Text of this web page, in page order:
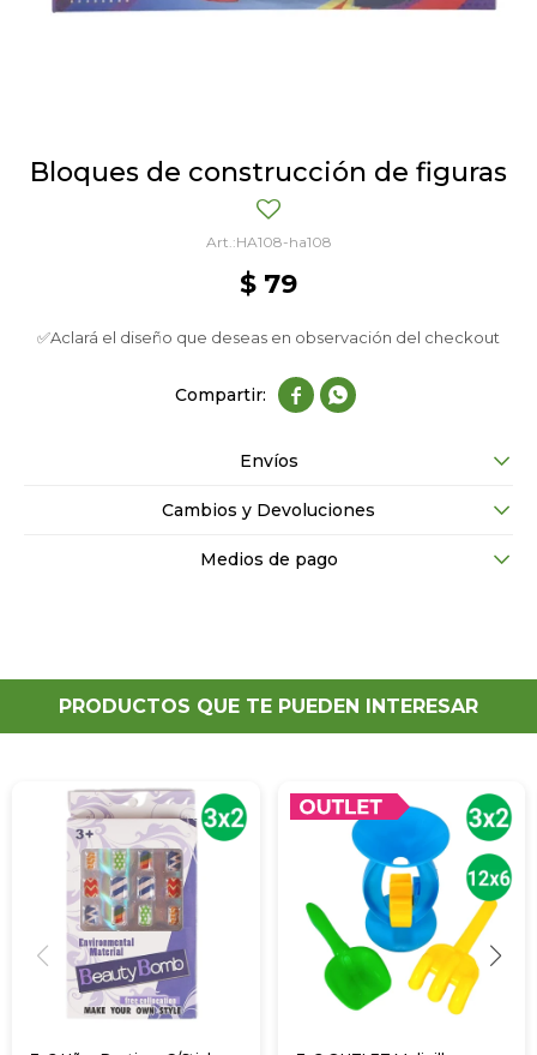
Bloques de construcción de figuras
HA108-ha108
$ 79
✅Aclará el diseño que deseas en observación del checkout
 
Envíos
Cambios y Devoluciones
Medios de pago
PRODUCTOS QUE TE PUEDEN INTERESAR